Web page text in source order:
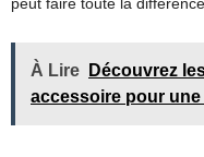
À Lire
Découvrez
accessoire pour